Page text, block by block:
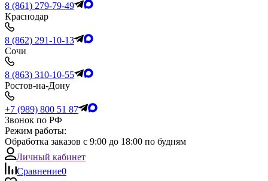
8 (861) 279-79-49
Краснодар
8 (862) 291-10-13
Сочи
8 (863) 310-10-55
Ростов-на-Дону
+7 (989) 800 51 87
Звонок по РФ
Режим работы:
Обработка заказов с 9:00 до 18:00 по будням
Личный кабинет
Сравнение0